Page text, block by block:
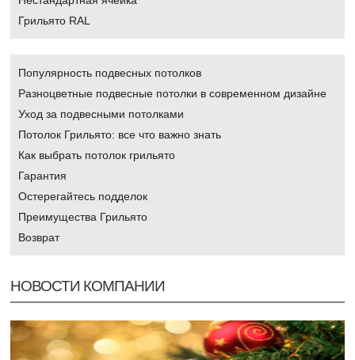
Грильято RAL
Популярность подвесных потолков
Разноцветные подвесные потолки в современном дизайне
Уход за подвесными потолками
Потолок Грильято: все что важно знать
Как выбрать потолок грильято
Гарантия
Остерегайтесь подделок
Преимущества Грильято
Возврат
НОВОСТИ КОМПАНИИ